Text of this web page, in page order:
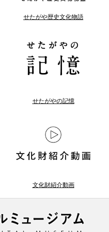
せたがや歴史文化物語
せたがやの記憶
文化財紹介動画